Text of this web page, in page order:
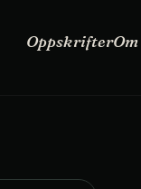
OppskrifterOm